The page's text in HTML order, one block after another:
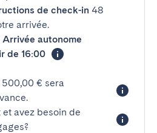
de check-in 48
arrivée.
Arrivée autonome
de 16:00
€ sera
avez besoin de